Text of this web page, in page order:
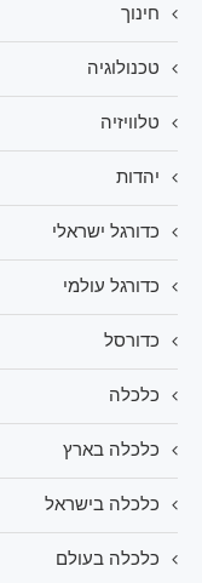
חינוך
טכנולוגיה
טלוויזיה
יהדות
כדורגל ישראלי
כדורגל עולמי
כדורסל
כלכלה
כלכלה בארץ
כלכלה בישראל
כלכלה בעולם